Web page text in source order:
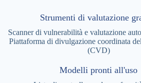
Strumenti di valutazione
Scanner di vulnerabilità e valutazione
Piattaforma di divulgazione coordinata
(CVD)
Modelli pronti all'uso